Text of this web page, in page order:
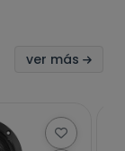
ver más